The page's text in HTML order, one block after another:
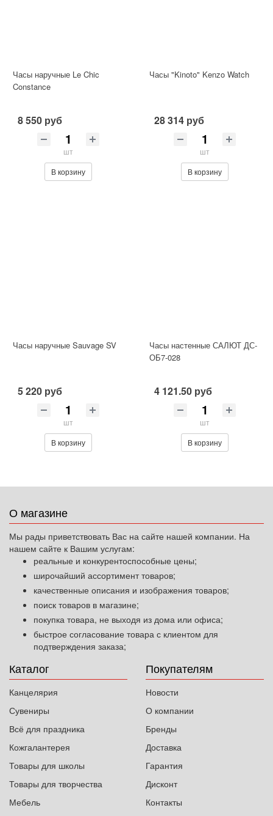
Часы наручные Le Chic
Constance
8 550 руб
шт
В корзину
Часы "Kinoto" Kenzo Watch
28 314 руб
шт
В корзину
Часы наручные Sauvage SV
5 220 руб
шт
В корзину
Часы настенные САЛЮТ ДС-
ОБ7-028
4 121.50 руб
шт
В корзину
О магазине
Мы рады приветствовать Вас на сайте нашей компании. На
нашем сайте к Вашим услугам:
реальные и конкурентоспособные цены;
широчайший ассортимент товаров;
качественные описания и изображения товаров;
поиск товаров в магазине;
покупка товара, не выходя из дома или офиса;
быстрое согласование товара с клиентом для
подтверждения заказа;
Каталог
Канцелярия
Сувениры
Всё для праздника
Кожгалантерея
Товары для школы
Товары для творчества
Мебель
Покупателям
Новости
О компании
Бренды
Доставка
Гарантия
Дисконт
Контакты